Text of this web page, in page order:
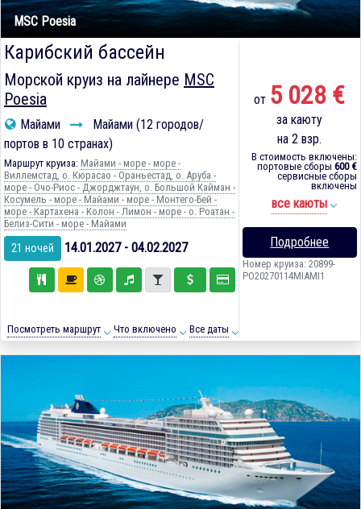
MSC Poesia
Карибский бассейн
Морской круиз на лайнере MSC
Poesia
Майами
Майами (12 городов/
портов в 10 странах)
Маршрут круиза: Майами - море - море -
Виллемстад, о. Кюрасао - Ораньестад, о. Аруба -
море - Очо-Риос - Джорджтаун, о. Большой Кайман -
Косумель - море - Майами - море - Монтего-Бей -
море - Картахена - Колон - Лимон - море - о. Роатан -
Белиз-Сити - море - Майами
21 ночей 14.01.2027 - 04.02.2027
Посмотреть маршрут Что включено Все даты
от 5 028 €
за каюту
на 2 взр.
В стоимость включены:
портовые сборы 600 €
сервисные сборы
включены
все каюты
Подробнее
Номер круиза: 20899-
PO20270114MIAMI1